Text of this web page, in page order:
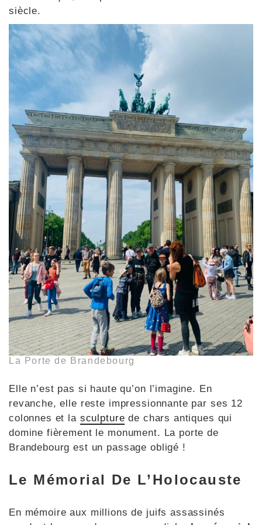
siècle.
La Porte de Brandebourg
Elle n’est pas si haute qu’on l’imagine. En
revanche, elle reste impressionnante par ses 12
colonnes et la sculpture de chars antiques qui
domine fièrement le monument. La porte de
Brandebourg est un passage obligé !
Le Mémorial De L’Holocauste
En mémoire aux millions de juifs assassinés